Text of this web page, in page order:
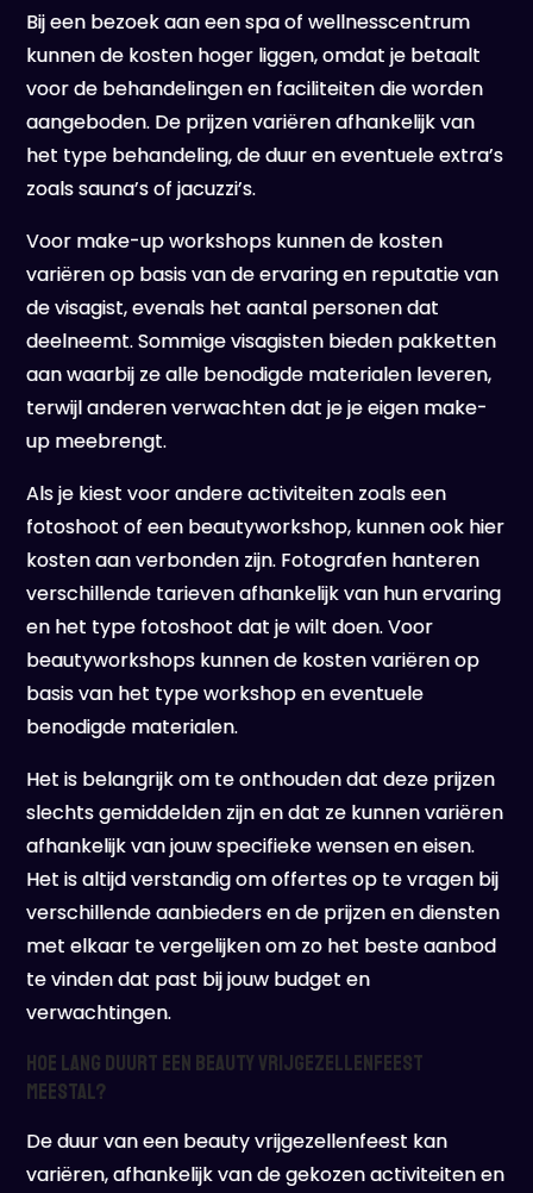
Bij een bezoek aan een spa of wellnesscentrum
kunnen de kosten hoger liggen, omdat je betaalt
voor de behandelingen en faciliteiten die worden
aangeboden. De prijzen variëren afhankelijk van
het type behandeling, de duur en eventuele extra’s
zoals sauna’s of jacuzzi’s.
Voor make-up workshops kunnen de kosten
variëren op basis van de ervaring en reputatie van
de visagist, evenals het aantal personen dat
deelneemt. Sommige visagisten bieden pakketten
aan waarbij ze alle benodigde materialen leveren,
terwijl anderen verwachten dat je je eigen make-
up meebrengt.
Als je kiest voor andere activiteiten zoals een
fotoshoot of een beautyworkshop, kunnen ook hier
kosten aan verbonden zijn. Fotografen hanteren
verschillende tarieven afhankelijk van hun ervaring
en het type fotoshoot dat je wilt doen. Voor
beautyworkshops kunnen de kosten variëren op
basis van het type workshop en eventuele
benodigde materialen.
Het is belangrijk om te onthouden dat deze prijzen
slechts gemiddelden zijn en dat ze kunnen variëren
afhankelijk van jouw specifieke wensen en eisen.
Het is altijd verstandig om offertes op te vragen bij
verschillende aanbieders en de prijzen en diensten
met elkaar te vergelijken om zo het beste aanbod
te vinden dat past bij jouw budget en
verwachtingen.
Hoe lang duurt een beauty vrijgezellenfeest
meestal?
De duur van een beauty vrijgezellenfeest kan
variëren, afhankelijk van de gekozen activiteiten en